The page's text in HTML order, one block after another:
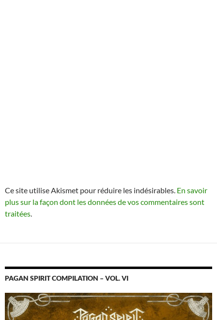
Ce site utilise Akismet pour réduire les indésirables. En savoir
plus sur la façon dont les données de vos commentaires sont
traitées.
PAGAN SPIRIT COMPILATION – VOL. VI